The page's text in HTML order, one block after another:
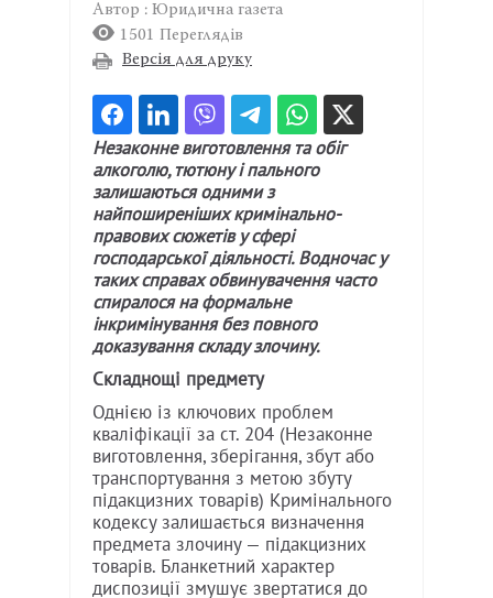
Автор : Юридична газета
1501 Переглядів
Версія для друку
Незаконне виготовлення та обіг
алкоголю, тютюну і пального
залишаються одними з
найпоширеніших кримінально-
правових сюжетів у сфері
господарської діяльності. Водночас у
таких справах обвинувачення часто
спиралося на формальне
інкримінування без повного
доказування складу злочину.
Складнощі предмету
Однією із ключових проблем
кваліфікації за ст. 204 (Незаконне
виготовлення, зберігання, збут або
транспортування з метою збуту
підакцизних товарів) Кримінального
кодексу залишається визначення
предмета злочину — підакцизних
товарів. Бланкетний характер
диспозиції змушує звертатися до